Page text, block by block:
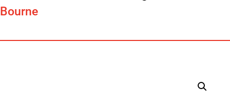
Bourne